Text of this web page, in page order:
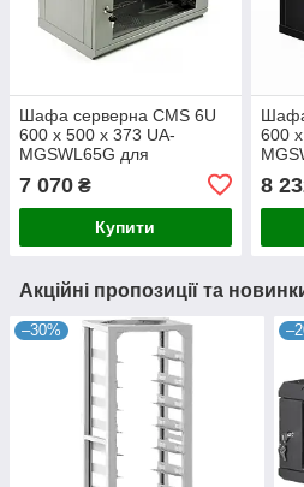
Шафа серверна CMS 6U
600 x 500 x 373 UA-
MGSWL65G для
мережевого обладнання
7 070 ₴
Купити
600
8
Акційні пропозиції та
–30%